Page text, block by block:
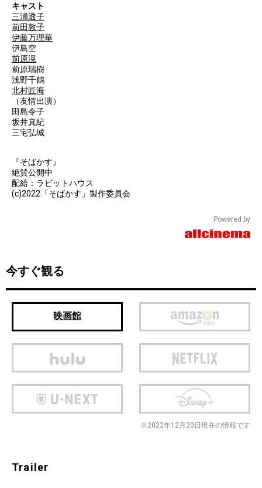
キャスト
三浦透子
前田敦子
伊藤万理華
伊島空
前原滉
前原瑞樹
浅野千鶴
北村匠海
（友情出演）
田島令子
坂井真紀
三宅弘城
『そばかす』
絶賛公開中
配給：ラビットハウス
(c)2022「そばかす」製作委員会
Powered by
今すぐ観る
映画館
※2022年12月20日現在の情報です
Trailer